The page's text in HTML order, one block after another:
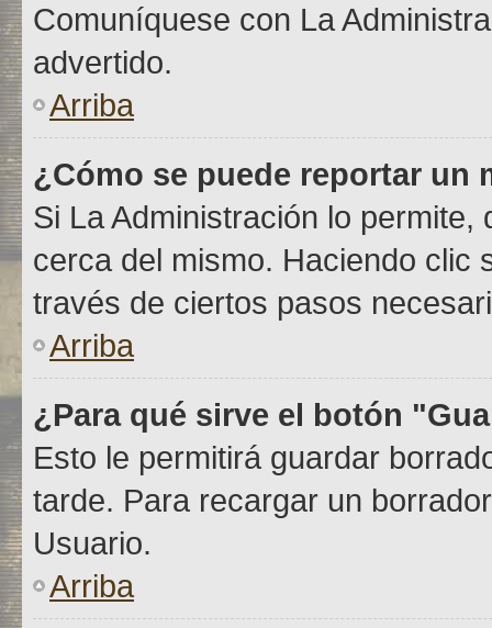
Comuníquese con La
advertido.
Arriba
¿Cómo se puede reportar un
Si La Administración lo
cerca del mismo. Haciendo clic
través de ciertos pasos
Arriba
¿Para qué sirve el botón
Esto le permitirá guardar
tarde. Para recargar un
Usuario.
Arriba